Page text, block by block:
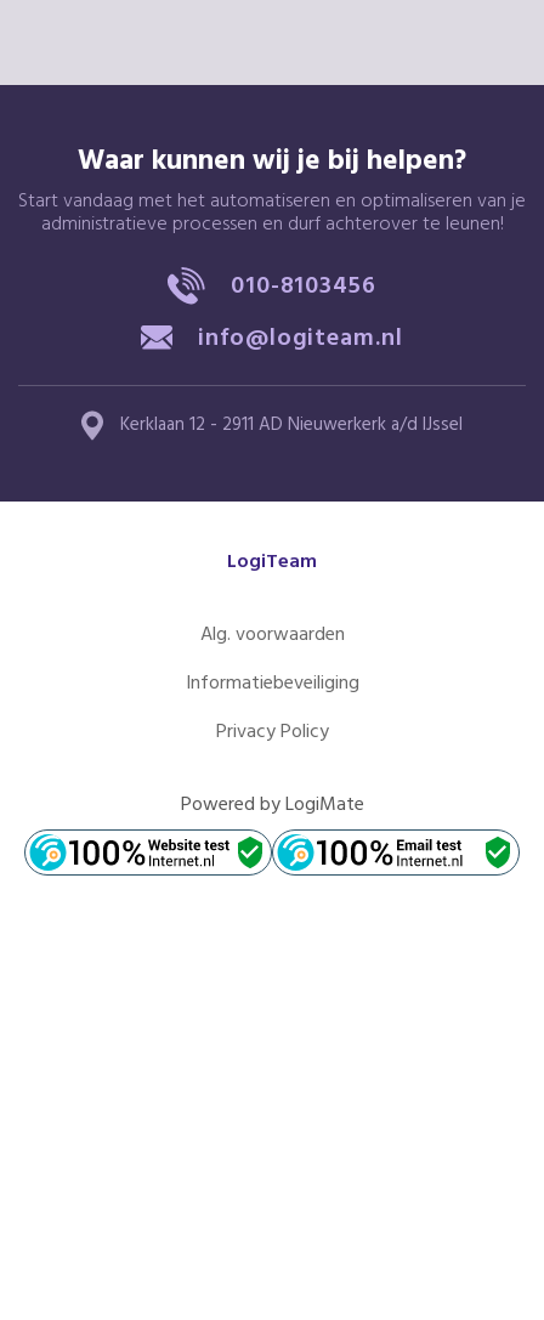
Waar kunnen wij je bij helpen?
Start vandaag met het automatiseren en optimaliseren van je
administratieve processen en durf achterover te leunen!
010-8103456
info@logiteam.nl
Kerklaan 12 - 2911 AD Nieuwerkerk a/d IJssel
LogiTeam
Alg. voorwaarden
Informatiebeveiliging
Privacy Policy
Powered byLogiMate